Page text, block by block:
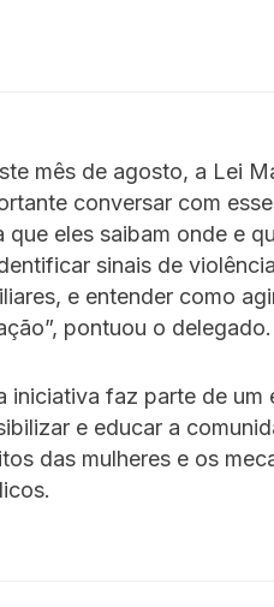
mês de agosto, a Lei
conversar com
que eles saibam onde e
sinais de
e entender como
pontuou o delegado.
iniciativa faz parte de
e educar a
das mulheres e os